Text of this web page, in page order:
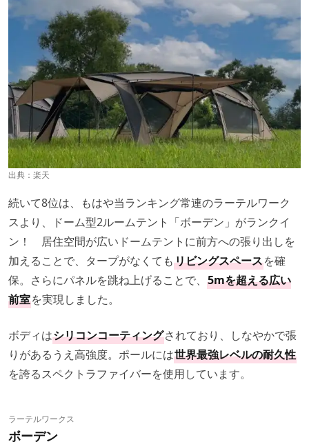
出典： 楽天
続いて8位は、もはや当ランキング常連のラーテルワーク
スより、ドーム型2ルームテント「ボーデン」がランクイ
ン！ 居住空間が広いドームテントに前方への張り出しを
加えることで、タープがなくてもリビングスペースを確
保。さらにパネルを跳ね上げることで、 5mを超える広い
前室を実現しました。
ボディはシリコンコーティングされており、しなやかで張
りがあるうえ高強度。ポールには世界最強レベルの耐久性
を誇るスペクトラファイバーを使用しています。
ラーテルワークス
ボーデン